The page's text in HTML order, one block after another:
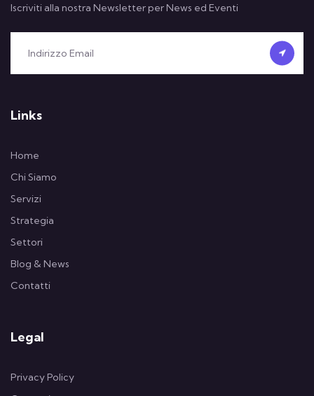
Iscriviti alla nostra Newsletter per News ed Eventi
Links
Home
Chi Siamo
Servizi
Strategia
Settori
Blog & News
Contatti
Legal
Privacy Policy